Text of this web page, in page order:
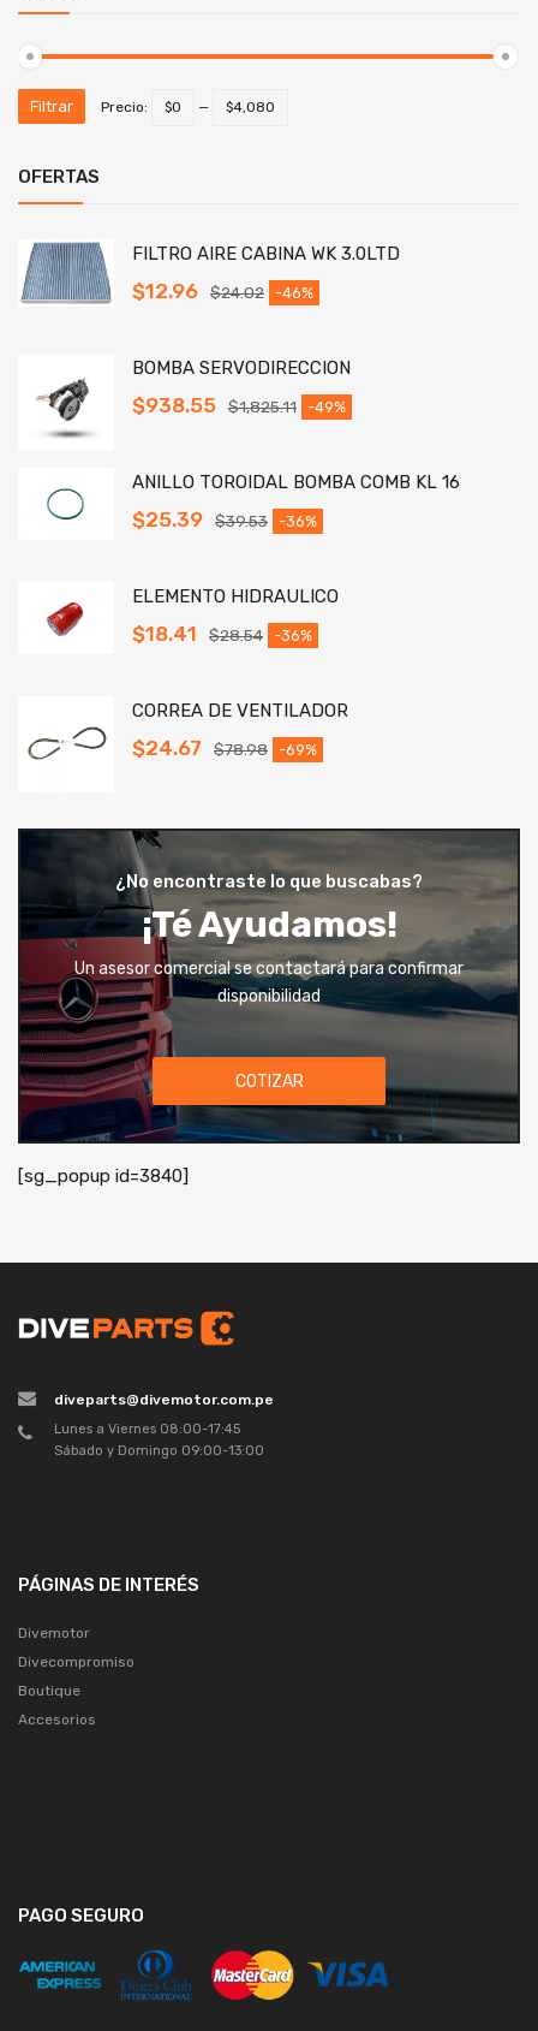
Filtrar Precio: $0 — $4,080
OFERTAS
FILTRO AIRE CABINA WK 3.0LTD
$24.02
$12.96 -46%
BOMBA SERVODIRECCION
$1,825.11
$938.55 -49%
ANILLO TOROIDAL BOMBA COMB KL 16
$39.53
$25.39 -36%
ELEMENTO HIDRAULICO
$28.54
$18.41 -36%
CORREA DE VENTILADOR
$78.98
$24.67 -69%
¿No encontraste lo que buscabas?
¡Té Ayudamos!
Un asesor comercial se contactará para confirmar
disponibilidad
COTIZAR
[sg_popup id=3840]
diveparts@divemotor.com.pe
Lunes a Viernes 08:00-17:45
Sábado y Domingo 09:00-13:00
PÁGINAS DE INTERÉS
Divemotor
Divecompromiso
Boutique
Accesorios
PAGO SEGURO